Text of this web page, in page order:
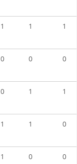
1 1 1
0 0 0
0 1 1
1 1 0
1 0 0